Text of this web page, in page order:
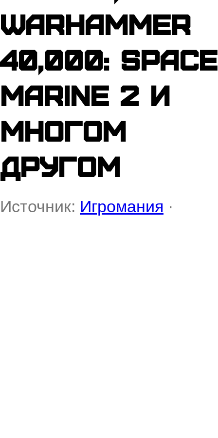
Warhammer
40,000: Space
Marine 2 и
многом
другом
Источник: Игромания ·